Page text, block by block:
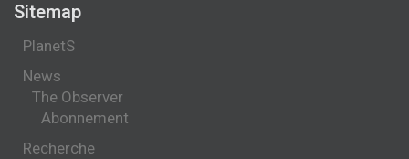
Sitemap
PlanetS
News
The Observer
Abonnement
Recherche